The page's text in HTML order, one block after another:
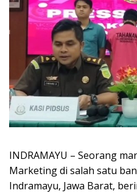
INDRAMAYU – Seorang
Marketing di salah satu
Indramayu, Jawa Barat,